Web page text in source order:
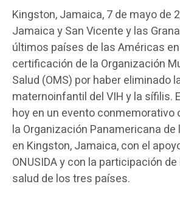
Kingston, Jamaica, 7 de mayo de
Jamaica y San Vicente y las
últimos países de las Américas
certificación de la Organización
Salud (OMS) por haber eliminado
maternoinfantil del VIH y la sífilis.
hoy en un evento conmemorativo
la Organización Panamericana de
en Kingston, Jamaica, con el
ONUSIDA y con la participación
salud de los tres países.